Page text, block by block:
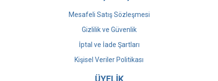
Mesafeli Satış Sözleşmesi
Gizlilik ve Güvenlik
İptal ve İade Şartları
Kişisel Veriler Politikası
ÜYELİK